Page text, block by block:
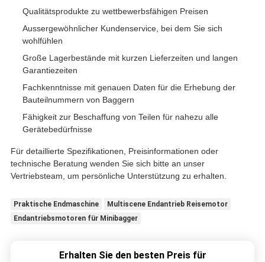
Qualitätsprodukte zu wettbewerbsfähigen Preisen
Aussergewöhnlicher Kundenservice, bei dem Sie sich
wohlfühlen
Große Lagerbestände mit kurzen Lieferzeiten und langen
Garantiezeiten
Fachkenntnisse mit genauen Daten für die Erhebung der
Bauteilnummern von Baggern
Fähigkeit zur Beschaffung von Teilen für nahezu alle
Gerätebedürfnisse
Für detaillierte Spezifikationen, Preisinformationen oder
technische Beratung wenden Sie sich bitte an unser
Vertriebsteam, um persönliche Unterstützung zu erhalten.
Praktische Endmaschine
Multiscene Endantrieb Reisemotor
Endantriebsmotoren für Minibagger
Erhalten Sie den besten Preis für